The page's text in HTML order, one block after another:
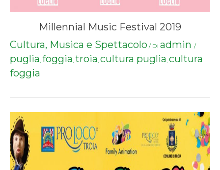
Millennial Music Festival 2019
Cultura, Musica e Spettacolo / Di admin /
puglia, foggia, troia, cultura puglia, cultura
foggia